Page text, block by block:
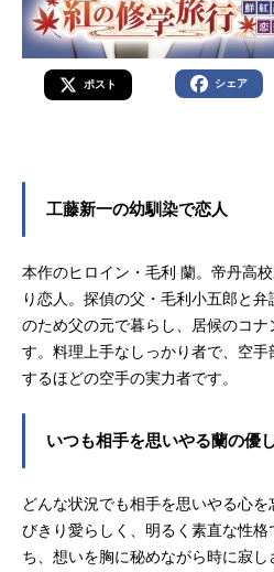
ポスト シェア
工藤新一の幼馴染で恋人
本作のヒロイン・毛利 蘭。帝丹高
り恋人。探偵の父・毛利小五郎と
のため父の元で暮らし、居候のコ
す。料理上手なしっかり者で、空
するほどの空手の実力者です。
いつも相手を思いやる蘭の優
どんな状況でも相手を思いやる心
びきり愛らしく、明るく素直な性
ち、想いを胸に秘めながら時に寂